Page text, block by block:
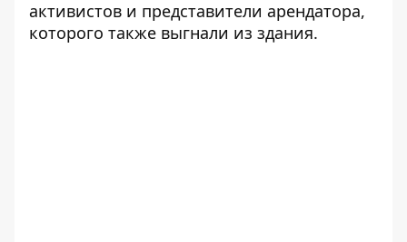
активистов и представители арендатора,
которого также выгнали из здания.